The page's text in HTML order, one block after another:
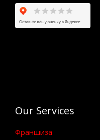
Our Services
Франшиза